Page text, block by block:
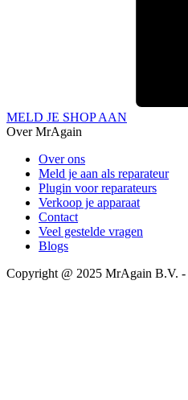
MELD JE SHOP AAN
Over MrAgain
Over ons
Meld je aan als reparateur
Plugin voor reparateurs
Verkoop je apparaat
Contact
Veel gestelde vragen
Blogs
Copyright @ 2025 MrAgain B.V. -